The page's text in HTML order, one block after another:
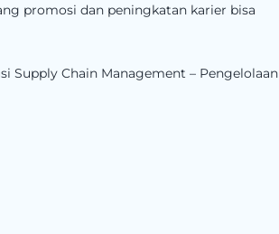
promosi dan peningkatan karier bisa
Supply Chain Management – Pengelolaan